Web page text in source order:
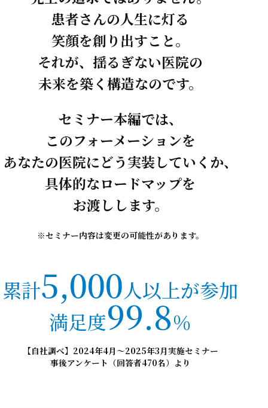
患者さんの人生に灯る
笑顔を創り出すこと。
それが、揺るぎない医院の
未来を築く構造なのです。
セミナー本編では、
このフォーメーションを
あなたの医院にどう実装していくか、
具体的なロードマップを
お渡しします。
※セミナー内容は変更の可能性があります。
累計5,000人以上が参加
満足度99.8％
【自社調べ】2024年4月〜2025年3月実施セミナー
事後アンケート（回答者470名）より